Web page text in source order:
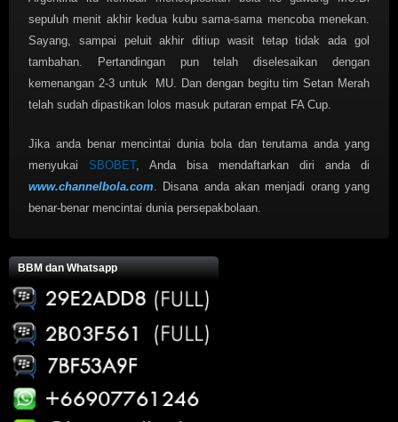
sepuluh menit akhir kedua kubu sama-sama mencoba menekan.
Sayang, sampai peluit akhir ditiup wasit tetap tidak ada gol
tambahan. Pertandingan pun telah diselesaikan dengan
kemenangan 2-3 untuk MU. Dan dengan begitu tim Setan Merah
telah sudah dipastikan lolos masuk putaran empat FA Cup.
Jika anda benar mencintai dunia bola dan terutama anda yang
menyukai SBOBET, Anda bisa mendaftarkan diri anda di
www.channelbola.com . Disana anda akan menjadi orang yang
benar-benar mencintai dunia persepakbolaan.
BBM dan Whatsapp